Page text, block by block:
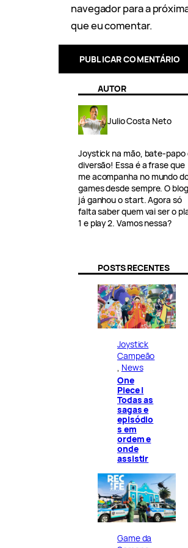
navegador para a
que eu comentar.
AUTOR
Julio Costa Neto
Joystick na mão, bate-papo
diversão! Essa é a frase que
me acompanha no mundo
games desde sempre. O blog
já ganhou o start. Agora só
falta saber quem vai ser o
1 e play 2. Vamos nessa?
POSTS RECENTES
Joystick
Campeão
News
One
Piece |
Todas as
sagas e
episódio
s em
ordem e
onde
assistir
Game da